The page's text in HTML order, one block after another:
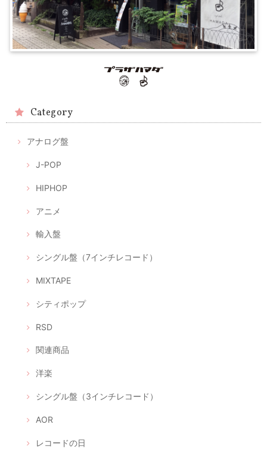
Category
アナログ盤
J-POP
HIPHOP
アニメ
輸入盤
シングル盤（7インチレコード）
MIXTAPE
シティポップ
RSD
関連商品
洋楽
シングル盤（3インチレコード）
AOR
レコードの日